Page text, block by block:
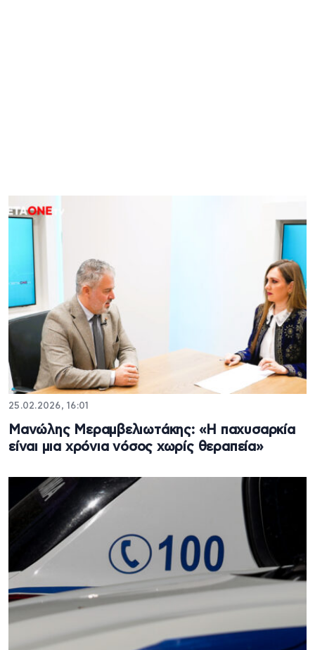
25.02.2026, 16:01
Μανώλης Μεραμβελιωτάκης: «Η παχυσαρκία
είναι μια χρόνια νόσος χωρίς θεραπεία»